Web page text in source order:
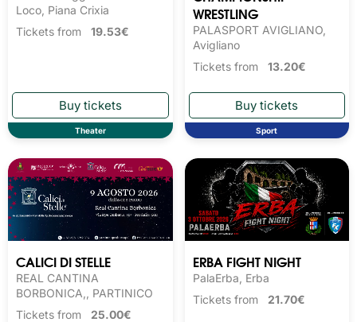
Loco, Piana Crixia
Tickets from 19.53€
Theater
WRESTLING
PALASPORT AVIGLIANO,
Avigliano
Tickets from 13.20€
Sport
CALICI DI STELLE
REAL CANTINA
BORBONICA,, PARTINICO
Tickets from 25.00€
ERBA FIGHT NIGHT
PalaErba, Erba
Tickets from 21.70€